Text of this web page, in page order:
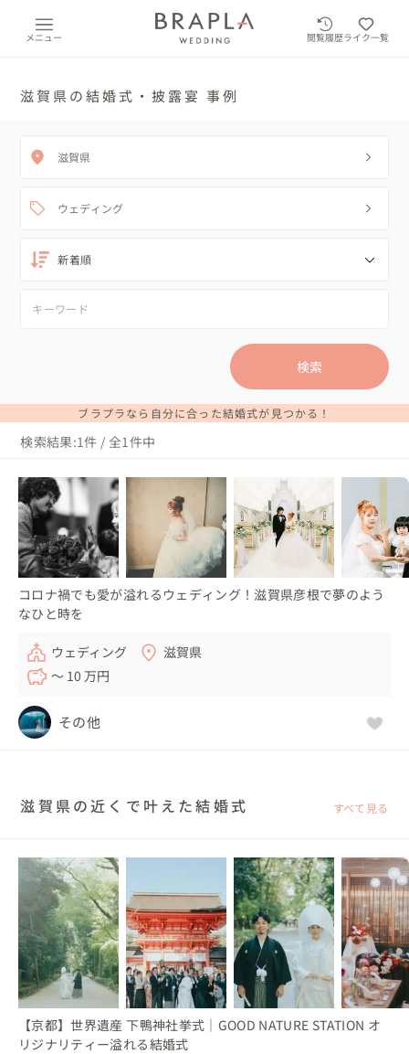
メニュー 閲覧履歴ライク一覧
滋賀県の結婚式・披露宴 事例
滋賀県
ウェディング
検索
ブラプラなら自分に合った結婚式が見つかる！
検索結果:1件 / 全1件中
コロナ禍でも愛が溢れるウェディング！滋賀県彦根で夢のよう
なひと時を
ウェディング
滋賀県
〜 10 万円
その他
滋賀県の近くで叶えた結婚式 すべて見る
【京都】世界遺産 下鴨神社挙式｜GOOD NATURE STATION オ
リジナリティー溢れる結婚式